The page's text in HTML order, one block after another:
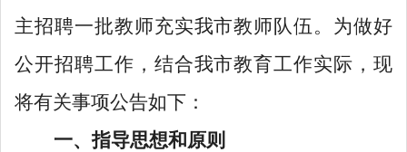
主招聘一批教师充实我市教师队伍。为做好
公开招聘工作，结合我市教育工作实际，现
将有关事项公告如下：
一、指导思想和原则